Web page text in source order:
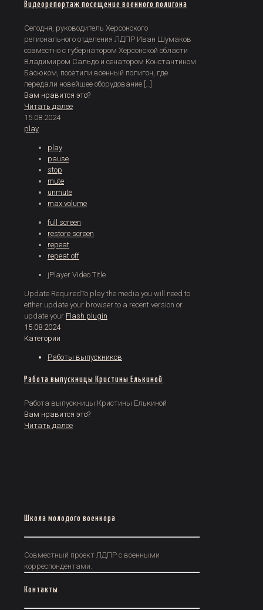
Видеорепортаж посещение военного полигона
Сегодня, руководитель Херсонского
регионального отделения ЛДПР Иван Шумаков
совместно с губернатором Херсонской области
Владимиром Сальдо и сенатором Константином
Басюком, посетили военный полигон, где
передали новейшее оборудование […]
Вам нравится это?
Читать далее
15.08.2024
play
play
pause
stop
mute
unmute
max volume
full screen
restore screen
repeat
repeat off
jPlayer Video Title
Update RequiredTo play the media you will need to
either update your browser to a recent version or
update your Flash plugin
15.08.2024
Категории
Работы выпускников
Работа выпускницы Кристины Елькиной
Работа выпускницы Кристины Елькиной
Вам нравится это?
Читать далее
Школа молодого военкора
Совместный проект ЛДПР с военными
корреспондентами.
Контакты